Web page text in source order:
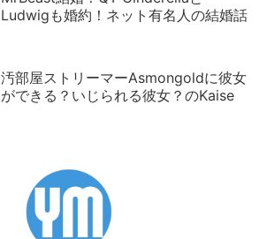
Ludwigも婚約！ネット有名人の結婚話
汚部屋ストリーマーAsmongoldに彼女
ができる？いじられる彼女？のKaise